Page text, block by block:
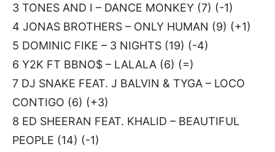
3 TONES AND I – DANCE MONKEY (7) (-1)
4 JONAS BROTHERS – ONLY HUMAN (9) (+1)
5 DOMINIC FIKE – 3 NIGHTS (19) (-4)
6 Y2K FT BBNO$ – LALALA (6) (=)
7 DJ SNAKE FEAT. J BALVIN & TYGA – LOCO
CONTIGO (6) (+3)
8 ED SHEERAN FEAT. KHALID – BEAUTIFUL
PEOPLE (14) (-1)